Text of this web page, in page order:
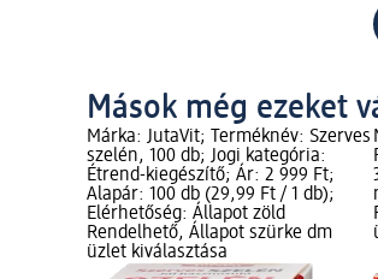
Mások még ezeket
Márka: JutaVit; Terméknév: Szerves
szelén, 100 db; Jogi kategória:
Étrend-kiegészítő; Ár: 2 999 Ft;
Alapár: 100 db (29,99 Ft / 1 db);
Elérhetőség: Állapot zöld
Rendelhető, Állapot szürke dm
üzlet kiválasztása